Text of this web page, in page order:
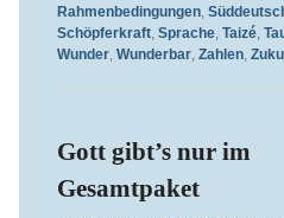
Rahmenbedingungen,
Schöpferkraft, Sprache, Taizé,
Wunder, Wunderbar, Zahlen,
Gott gibt’s nur im
Gesamtpaket